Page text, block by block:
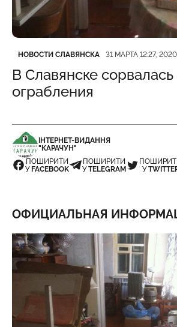
Категория
НОВОСТИ СЛАВЯНСКА
Дата публикации 31 МАРТА 12:27, 2020
В Славянске
ограбления
ІНТЕРНЕТ-ВИДАННЯ
"КАРАЧУН"
ПОШИРИТИ
У FACEBOOK
ПОШИРИТИ
УTELEGRAM
У
ОФИЦИАЛЬНАЯ